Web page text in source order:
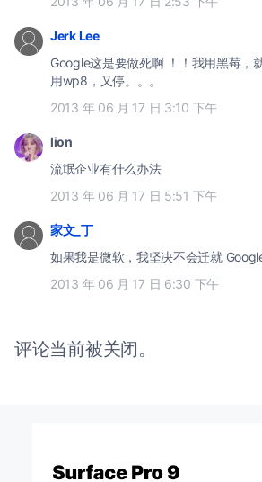
Jerk Lee
Google这是要做死啊 ！！我用黑莓，
用wp8，又停。。。
2013 年 06 月 17 日 3:10 下午
lion
流氓企业有什么办法
2013 年 06 月 17 日 5:51 下午
家文_丁
如果我是微软，我坚决不会迁就
2013 年 06 月 17 日 6:30 下午
评论当前被关闭。